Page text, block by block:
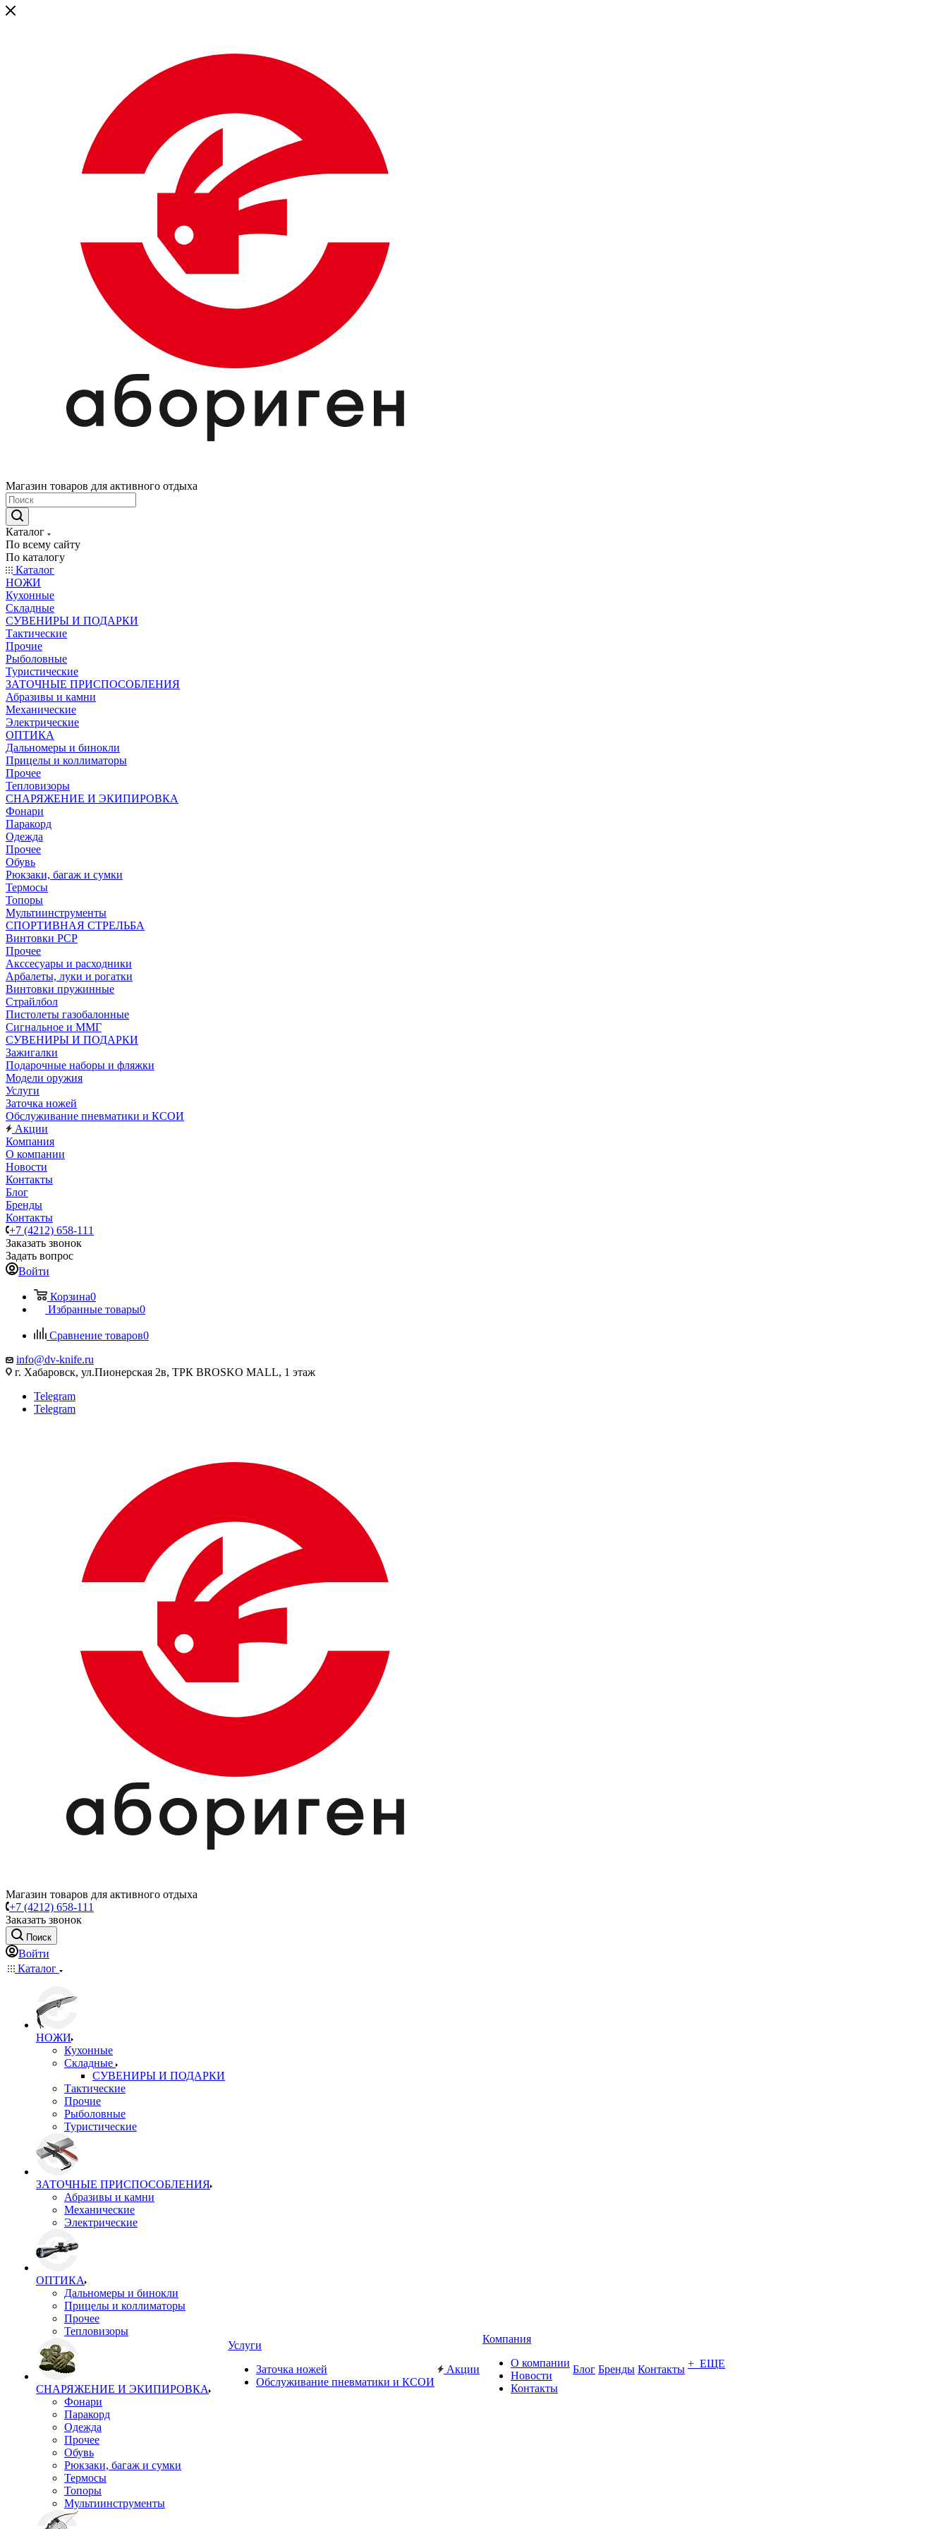
Магазин товаров для активного отдыха
Каталог
По всему сайту
По каталогу
Каталог
НОЖИ
Кухонные
Складные
СУВЕНИРЫ И ПОДАРКИ
Тактические
Прочие
Рыболовные
Туристические
ЗАТОЧНЫЕ ПРИСПОСОБЛЕНИЯ
Абразивы и камни
Механические
Электрические
ОПТИКА
Дальномеры и бинокли
Прицелы и коллиматоры
Прочее
Тепловизоры
СНАРЯЖЕНИЕ И ЭКИПИРОВКА
Фонари
Паракорд
Одежда
Прочее
Обувь
Рюкзаки, багаж и сумки
Термосы
Топоры
Мультиинструменты
СПОРТИВНАЯ СТРЕЛЬБА
Винтовки PCP
Прочее
Акссесуары и расходники
Арбалеты, луки и рогатки
Винтовки пружинные
Страйлбол
Пистолеты газобалонные
Сигнальное и ММГ
СУВЕНИРЫ И ПОДАРКИ
Зажигалки
Подарочные наборы и фляжки
Модели оружия
Услуги
Заточка ножей
Обслуживание пневматики и КСОИ
Акции
Компания
О компании
Новости
Контакты
Блог
Бренды
Контакты
+7 (4212) 658-111
Заказать звонок
Задать вопрос
Войти
Корзина0
Избранные товары0
Сравнение товаров0
info@dv-knife.ru
г. Хабаровск, ул.Пионерская 2в, ТРК BROSKO MALL, 1 этаж
Telegram
Telegram
Магазин товаров для активного отдыха
+7 (4212) 658-111
Заказать звонок
Поиск
Войти
Каталог
НОЖИ
Кухонные
Складные
СУВЕНИРЫ И ПОДАРКИ
Тактические
Прочие
Рыболовные
Туристические
ЗАТОЧНЫЕ ПРИСПОСОБЛЕНИЯ
Абразивы и камни
Механические
Электрические
ОПТИКА
Дальномеры и бинокли
Прицелы и коллиматоры
Прочее
Тепловизоры
СНАРЯЖЕНИЕ И ЭКИПИРОВКА
Фонари
Паракорд
Одежда
Прочее
Обувь
Рюкзаки, багаж и сумки
Термосы
Топоры
Мультиинструменты
Услуги
Заточка ножей
Обслуживание пневматики и КСОИ
Акции
Компания
О компании
Новости
Контакты
Блог Бренды Контакты + ЕЩЕ